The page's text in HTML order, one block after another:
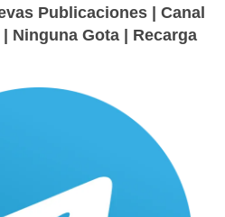
Publicaciones | Canal
| Ninguna Gota | Recarga